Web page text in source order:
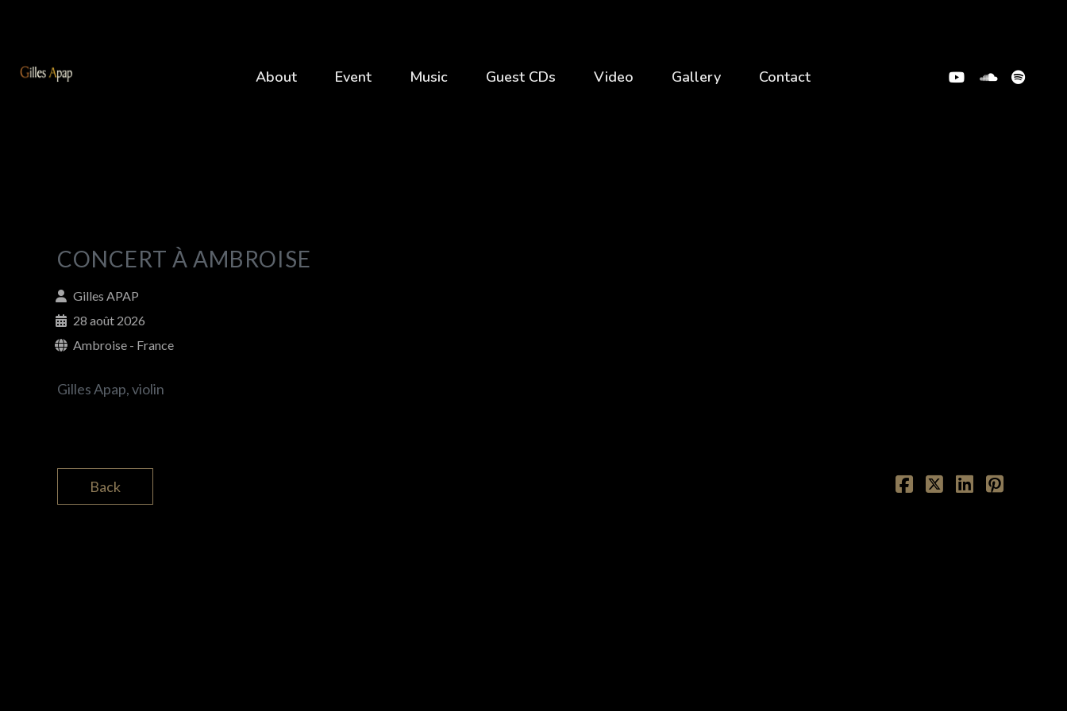
About Event Music Guest CDs Video Gallery Contact
CONCERT À AMBROISE
Gilles APAP
28 août 2026
Ambroise - France
Gilles Apap, violin
Back